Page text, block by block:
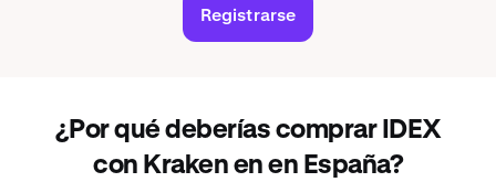
Registrarse
¿Por qué deberías comprar IDEX
con Kraken en en España?